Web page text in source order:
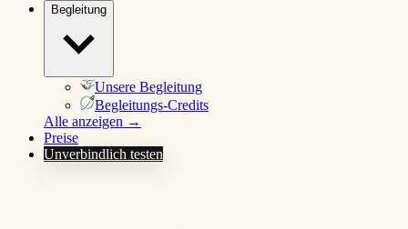
Begleitung
Unsere Begleitung
Begleitungs-Credits
Alle anzeigen →
Preise
Unverbindlich testen